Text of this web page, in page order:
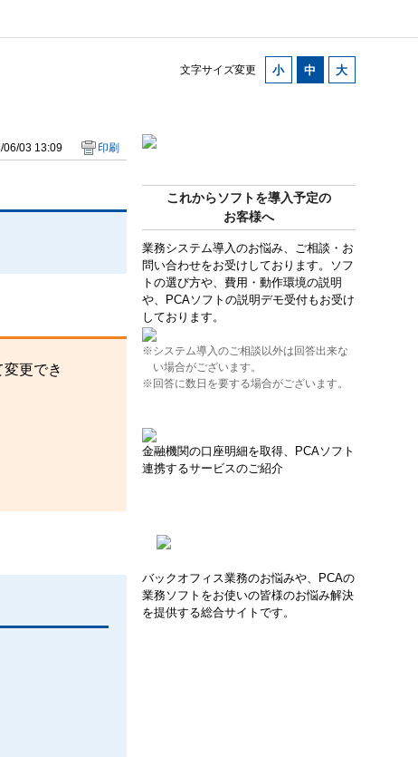
文字サイズ変更
これからソフトを導入予定の
お客様へ
業務システム導入のお悩み、ご相談・お
問い合わせをお受けしております。ソフ
トの選び方や、費用・動作環境の説明
や、PCAソフトの説明デモ受付もお受け
しております。
※システム導入のご相談以外は回答出来な
い場合がございます。
※回答に数日を要する場合がございます。
金融機関の口座明細を取得、PCAソフト
連携するサービスのご紹介
バックオフィス業務のお悩みや、PCAの
業務ソフトをお使いの皆様のお悩み解決
を提供する総合サイトです。
06/03 13:09 印刷
更でき